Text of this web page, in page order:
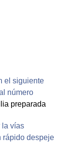
el siguiente
número
preparada
la vías
rápido despeje